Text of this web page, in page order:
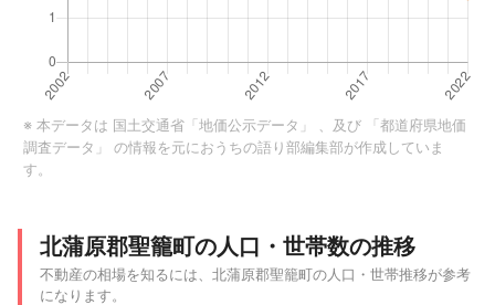
※ 本データは 国土交通省「地価公示データ」 、及び
「都道府県地価
調査データ」
の情報を元におうちの語り部編集部が作成していま
す。
北蒲原郡聖籠町の人口・世帯数の推移
不動産の相場を知るには、北蒲原郡聖籠町の人口・世帯推移が参考
になります。